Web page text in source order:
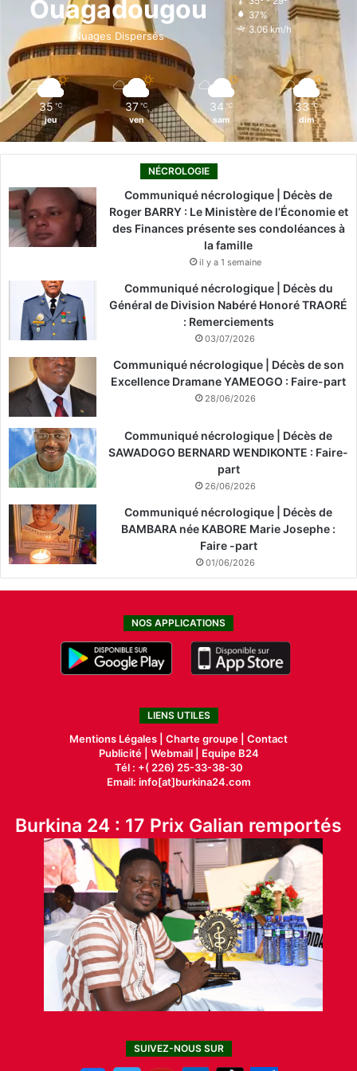
o
k
i
n
r
Ouagadougou
Nuages Dispersés
37%
3.06 km/h
35 ℃
jeu
37 ℃
ven
34 ℃
sam
33 ℃
dim
NÉCROLOGIE
Communiqué nécrologique | Décès de
Roger BARRY : Le Ministère de l’Économie et
des Finances présente ses condoléances à
la famille
il y a 1 semaine
Communiqué nécrologique | Décès du
Général de Division Nabéré Honoré TRAORÉ
: Remerciements
03/07/2026
Communiqué nécrologique | Décès de son
Excellence Dramane YAMEOGO : Faire-part
28/06/2026
Communiqué nécrologique | Décès de
SAWADOGO BERNARD WENDIKONTE : Faire-
part
26/06/2026
Communiqué nécrologique | Décès de
BAMBARA née KABORE Marie Josephe :
Faire -part
01/06/2026
NOS APPLICATIONS
LIENS UTILES
Mentions Légales | Charte groupe | Contact
Publicité| Webmail |
Equipe B24
Tél : +( 226) 25-33-38-30
Email: info[at]burkina24.com
Burkina 24 : 17 Prix Galian remportés
SUIVEZ-NOUS SUR